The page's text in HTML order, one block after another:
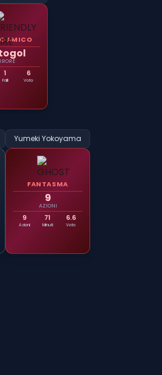
AMICO
1
Falli
6
Voto
Yumeki Yokoyama
FANTASMA
9
AZIONI
9
Azioni
71
Minuti
6.6
Voto